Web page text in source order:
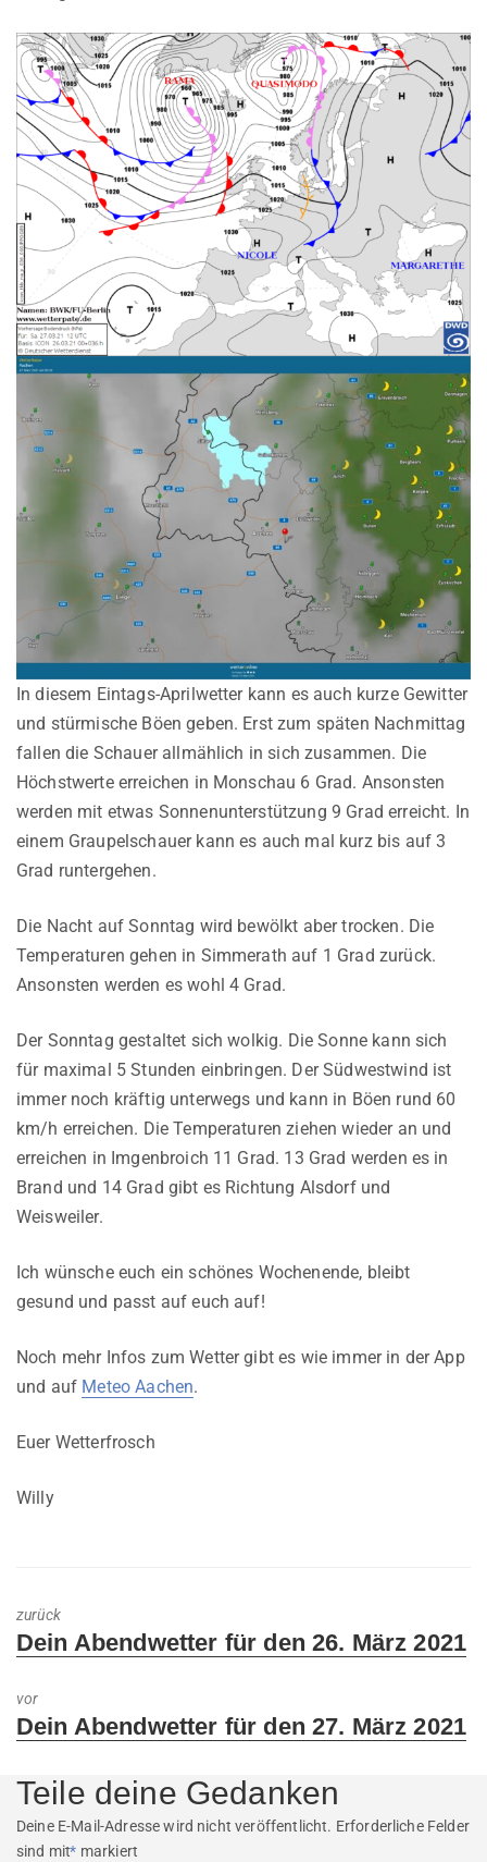
In diesem Eintags-Aprilwetter kann es auch kurze Gewitter
und stürmische Böen geben. Erst zum späten Nachmittag
fallen die Schauer allmählich in sich zusammen. Die
Höchstwerte erreichen in Monschau 6 Grad. Ansonsten
werden mit etwas Sonnenunterstützung 9 Grad erreicht. In
einem Graupelschauer kann es auch mal kurz bis auf 3
Grad runtergehen.
Die Nacht auf Sonntag wird bewölkt aber trocken. Die
Temperaturen gehen in Simmerath auf 1 Grad zurück.
Ansonsten werden es wohl 4 Grad.
Der Sonntag gestaltet sich wolkig. Die Sonne kann sich
für maximal 5 Stunden einbringen. Der Südwestwind ist
immer noch kräftig unterwegs und kann in Böen rund 60
km/h erreichen. Die Temperaturen ziehen wieder an und
erreichen in Imgenbroich 11 Grad. 13 Grad werden es in
Brand und 14 Grad gibt es Richtung Alsdorf und
Weisweiler.
Ich wünsche euch ein schönes Wochenende, bleibt
gesund und passt auf euch auf!
Noch mehr Infos zum Wetter gibt es wie immer in der App
und auf Meteo Aachen.
Euer Wetterfrosch
Willy
zurück
Previous
Dein Abendwetter für den 26. März 2021
vor
Next
Dein Abendwetter für den 27. März 2021
Teile deine Gedanken
Deine E-Mail-Adresse wird nicht veröffentlicht. Erforderliche Felder
sind mit* markiert